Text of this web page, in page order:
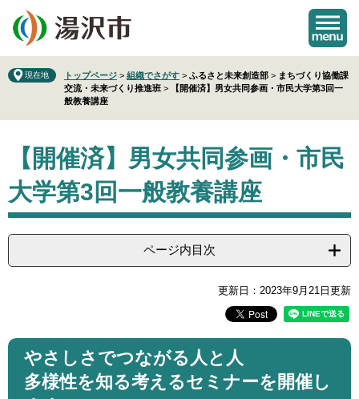
の
先
ー
を
へ
現在地 トップページ > 組織でさがす > ふるさと未来創造部 > まちづくり協働課
交流・未来づくり推進班 >
【開催済】男女共同参画・市民大学第3回一
般教養講座
【開催済】男女共同参画・市民
大学第3回一般教養講座
ページ内目次
更新日：2023年9月21日更新
やさしさでつながる人と人
多様性を知る考えるセミナーを開催し